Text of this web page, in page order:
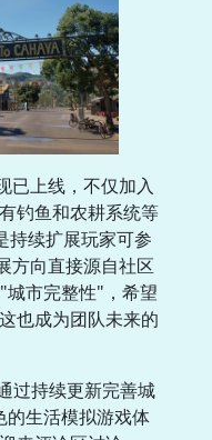
已上线，不仅加入
钓鱼和农耕系统等
持续扩展玩家可参
方向直接源自社区
市完整性"，希望
也成为团队未来的
过持续更新完善城
的生活模拟游戏体